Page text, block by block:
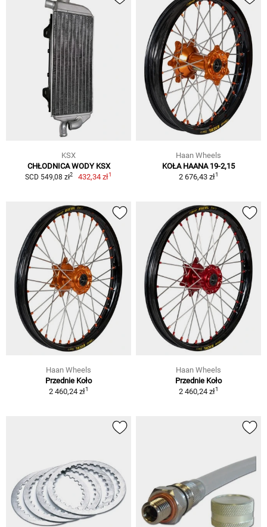
KSX
CHŁODNICA WODY KSX
SCD 549,08 zł2 432,34 zł1
Haan Wheels
KOŁA HAANA 19-2,15
2 676,43 zł1
Haan Wheels
Przednie Koło
2 460,24 zł1
Haan Wheels
Przednie Koło
2 460,24 zł1